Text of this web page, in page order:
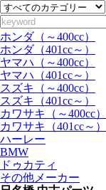
ホンダ（～400cc）
ホンダ（401cc～）
ヤマハ（～400cc）
ヤマハ（401cc～）
スズキ（～400cc）
スズキ（401cc～）
カワサキ（～400cc）
カワサキ（401cc～）
ハーレー
BMW
ドゥカティ
その他メーカー